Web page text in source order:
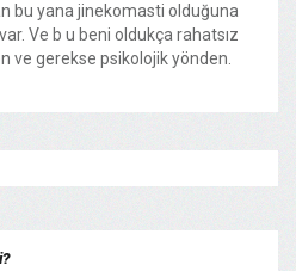
bu yana jinekomasti olduğuna
Ve b u beni oldukça rahatsız
ve gerekse psikolojik yönden.